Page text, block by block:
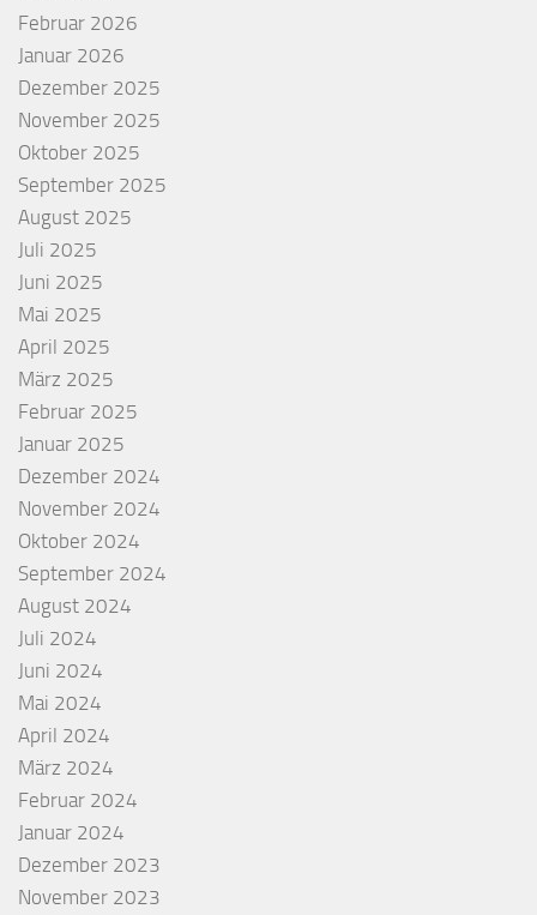
Februar 2026
Januar 2026
Dezember 2025
November 2025
Oktober 2025
September 2025
August 2025
Juli 2025
Juni 2025
Mai 2025
April 2025
März 2025
Februar 2025
Januar 2025
Dezember 2024
November 2024
Oktober 2024
September 2024
August 2024
Juli 2024
Juni 2024
Mai 2024
April 2024
März 2024
Februar 2024
Januar 2024
Dezember 2023
November 2023